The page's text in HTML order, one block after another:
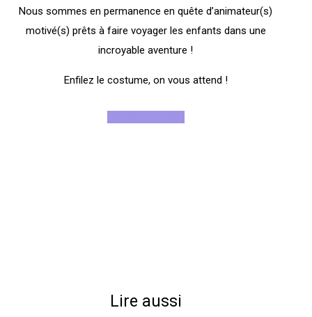
Nous sommes en permanence en quête d’animateur(s)
motivé(s) prêts à faire voyager les enfants dans une
incroyable aventure !
Enfilez le costume, on vous attend !
Lire aussi